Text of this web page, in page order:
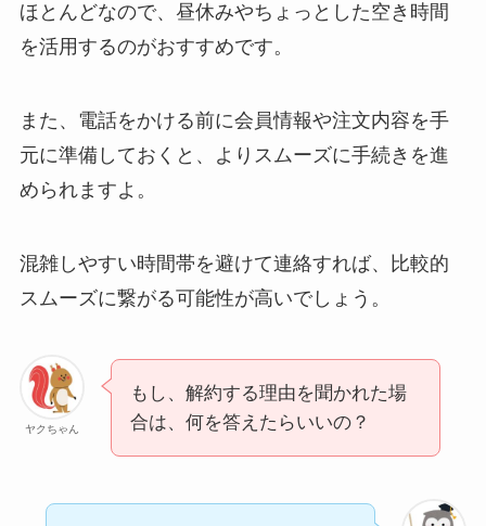
ほとんどなので、昼休みやちょっとした空き時間
を活用するのがおすすめです。
また、電話をかける前に会員情報や注文内容を手
元に準備しておくと、よりスムーズに手続きを進
められますよ。
混雑しやすい時間帯を避けて連絡すれば、比較的
スムーズに繋がる可能性が高いでしょう。
ヤクちゃん
もし、解約する理由を聞かれた場
合は、何を答えたらいいの？